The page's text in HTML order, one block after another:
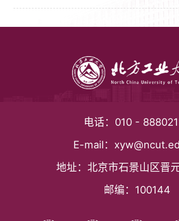
电话： 010 -
E-mail：
地址： 北京市石景山区晋
邮编： 100144